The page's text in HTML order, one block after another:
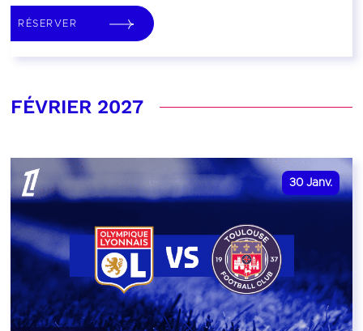
RÉSERVER
FÉVRIER 2027
30 Janv.